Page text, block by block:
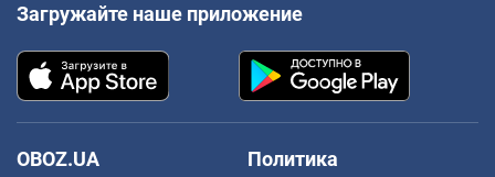
Загружайте наше приложение
OBOZ.UA
Политика